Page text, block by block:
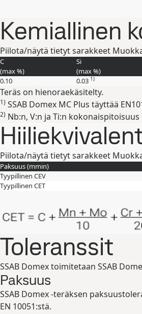
Kemiallinen
Piilota/näytä tietyt sarakkeet
C
(max%)
Si
(max%)
0.10
0.03 1)
Teräs on hienoraekäsitelty.
1) SSAB Domex MC Plus täyttää
2) Nb:n, V:n ja Ti:n kokonaispitoisuus
Piilota/näytä tietyt sarakkeet
Paksuus (mmin)
Tyypillinen CEV
Tyypillinen CET
Toleranssit
SSAB Domex toimitetaan SSAB
Paksuus
SSAB Domex -teräksen
EN 10051:stä.